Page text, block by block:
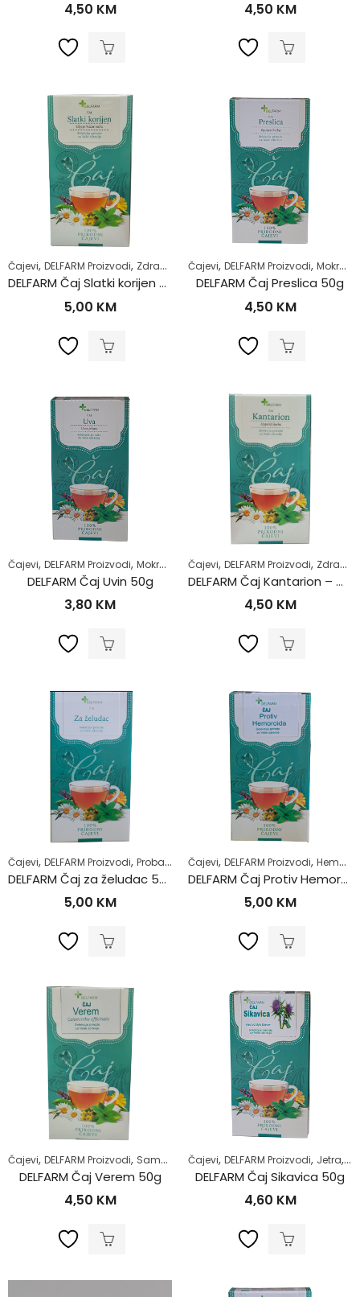
4,50 KM 4,50 KM
Čajevi, DELFARM Proizvodi, Zdrav život
DELFARM Čaj Slatki korijen 50g
5,00 KM
Čajevi, DELFARM Proizvodi, Mokraćni sistem
DELFARM Čaj Preslica 50g
4,50 KM
Čajevi, DELFARM Proizvodi, Mokraćni sistem , Samoliječenje,Zdrav život
DELFARM Čaj Uvin 50g
3,80 KM
Čajevi, DELFARM Proizvodi, Zdrav život
DELFARM Čaj Kantarion – Gospina trava 50g
4,50 KM
Čajevi, DELFARM Proizvodi, Probavni sistem ,Samoliječenje,Zdrav život
DELFARM Čaj za želudac 50g
5,00 KM
Čajevi, DELFARM Proizvodi, Hemoroidi
DELFARM Čaj Protiv Hemoroida 50g
5,00 KM
Čajevi, DELFARM Proizvodi, Samoliječenje ,Stres i nesanica,Zdrav život
DELFARM Čaj Verem 50g
4,50 KM
Čajevi, DELFARM Proizvodi, Jetra,
DELFARM Čaj Sikavica 50g
4,60 KM